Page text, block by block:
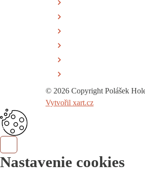
© 2026 Copyright Polášek
Vytvořil xart.cz
Nastavenie cookies